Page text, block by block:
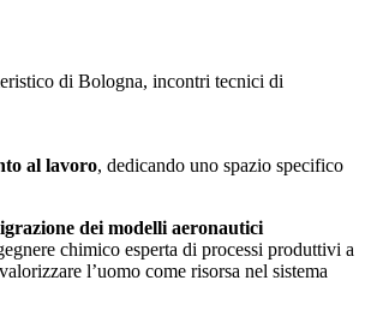
di Bologna, incontri tecnici di
al lavoro, dedicando uno spazio specifico
dei modelli aeronautici
chimico esperta di processi produttivi a
l’uomo come risorsa nel sistema